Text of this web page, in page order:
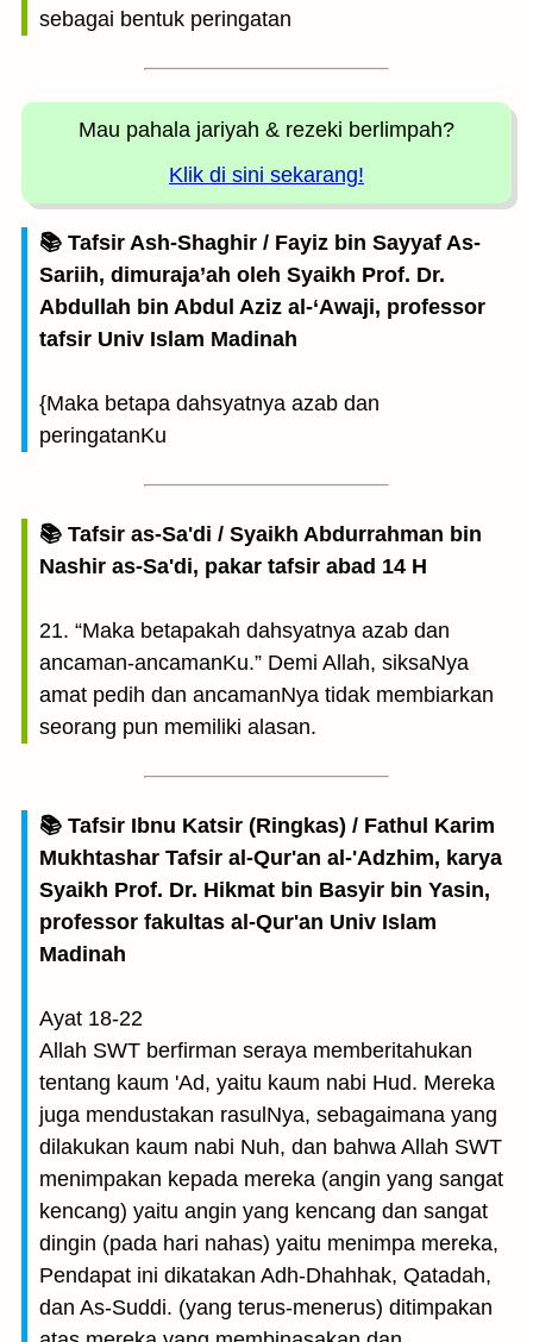
sebagai bentuk peringatan
Mau pahala jariyah & rezeki berlimpah?
Klik di sini sekarang!
📚 Tafsir Ash-Shaghir / Fayiz bin Sayyaf As-
Sariih, dimuraja’ah oleh Syaikh Prof. Dr.
Abdullah bin Abdul Aziz al-‘Awaji, professor
tafsir Univ Islam Madinah
{Maka betapa dahsyatnya azab dan
peringatanKu
📚 Tafsir as-Sa'di / Syaikh Abdurrahman bin
Nashir as-Sa'di, pakar tafsir abad 14 H
21. “Maka betapakah dahsyatnya azab dan
ancaman-ancamanKu.” Demi Allah, siksaNya
amat pedih dan ancamanNya tidak membiarkan
seorang pun memiliki alasan.
📚 Tafsir Ibnu Katsir (Ringkas) / Fathul Karim
Mukhtashar Tafsir al-Qur'an al-'Adzhim, karya
Syaikh Prof. Dr. Hikmat bin Basyir bin Yasin,
professor fakultas al-Qur'an Univ Islam
Madinah
Ayat 18-22
Allah SWT berfirman seraya memberitahukan
tentang kaum 'Ad, yaitu kaum nabi Hud. Mereka
juga mendustakan rasulNya, sebagaimana yang
dilakukan kaum nabi Nuh, dan bahwa Allah SWT
menimpakan kepada mereka (angin yang sangat
kencang) yaitu angin yang kencang dan sangat
dingin (pada hari nahas) yaitu menimpa mereka,
Pendapat ini dikatakan Adh-Dhahhak, Qatadah,
dan As-Suddi. (yang terus-menerus) ditimpakan